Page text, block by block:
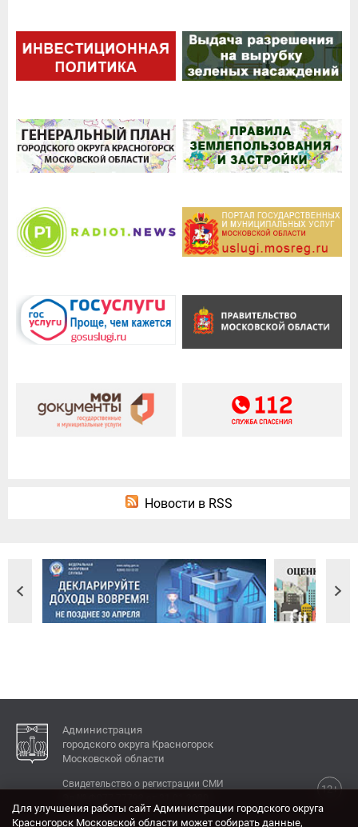
Новости в RSS
Администрация
городского округа Красногорск
Московской области
12+
Свидетельство о регистрации СМИ
Для улучшения работы сайт Администрации городского округа
Красногорск Московской области может собирать данные,